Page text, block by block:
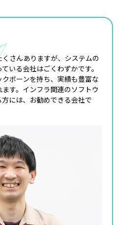
さんありますが、システムの
いる会社はごくわずかです。
ボーンを持ち、実績も豊富な
す。インフラ関連のソフトウ
には、お勧めできる会社で